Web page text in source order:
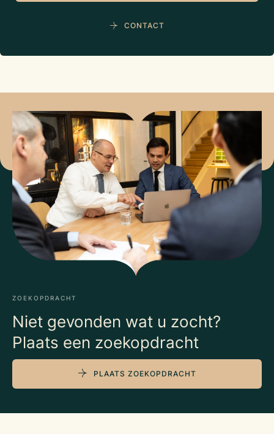
CONTACT
ZOEKOPDRACHT
Niet gevonden wat u zocht?
Plaats een zoekopdracht
PLAATS ZOEKOPDRACHT